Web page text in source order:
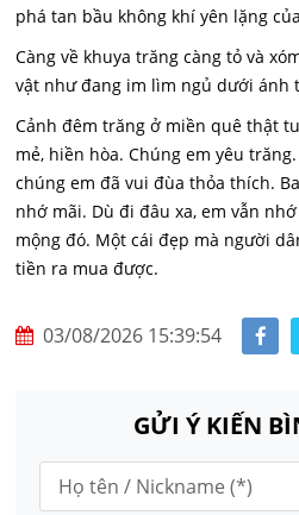
phá tan bầu không khí yên lặng
Càng về khuya trăng càng tỏ và
vật như đang im lìm ngủ dưới ánh
Cảnh đêm trăng ở miền quê thật
mẻ, hiền hòa. Chúng em yêu
chúng em đã vui đùa thỏa thích.
nhớ mãi. Dù đi đâu xa, em vẫn
mộng đó. Một cái đẹp mà người
tiền ra mua được.
03/08/2026 15:39:54
GỬI Ý KIẾN